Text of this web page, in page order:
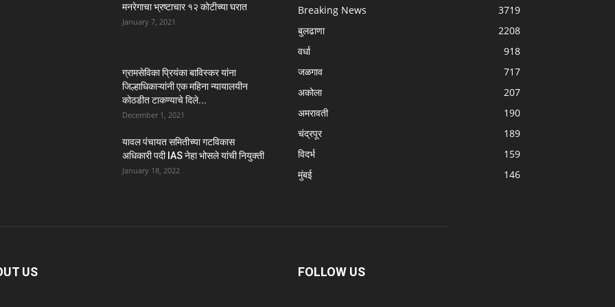
मनरेगाचा भ्रष्टाचार १२ कोटीच्या घरात
January 7, 2021
ग्रामसेविका प्रियंका बाविस्कर यांना
जिल्हाधिकाऱ्यांनी एक महिना न्यायालयीन
कोठडीत टाकण्याचे दिले...
December 1, 2021
यावल पंचायत समितीच्या गटविकास
अधिकारी पदी IAS नेहा भोसले यांची नियुक्ती
January 18, 2022
Breaking News
3719
बुलढाणा
2208
वर्धा
918
जळगाव
717
अकोला
207
अमरावती
190
चंद्रपूर
189
विदर्भ
159
मुंबई
146
US FOLLOW US